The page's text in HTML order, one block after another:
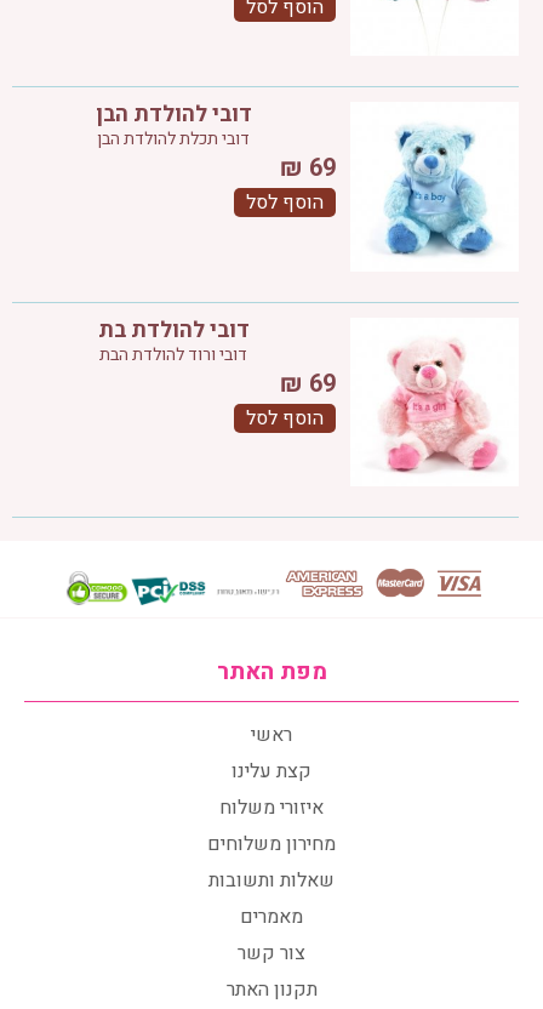
הוסף לסל
דובי להולדת הבן
דובי תכלת להולדת הבן
69
₪
הוסף לסל
דובי להולדת בת
דובי ורוד להולדת הבת
69
₪
הוסף לסל
מפת האתר
ראשי
קצת עלינו
איזורי משלוח
מחירון משלוחים
שאלות ותשובות
מאמרים
צור קשר
תקנון האתר